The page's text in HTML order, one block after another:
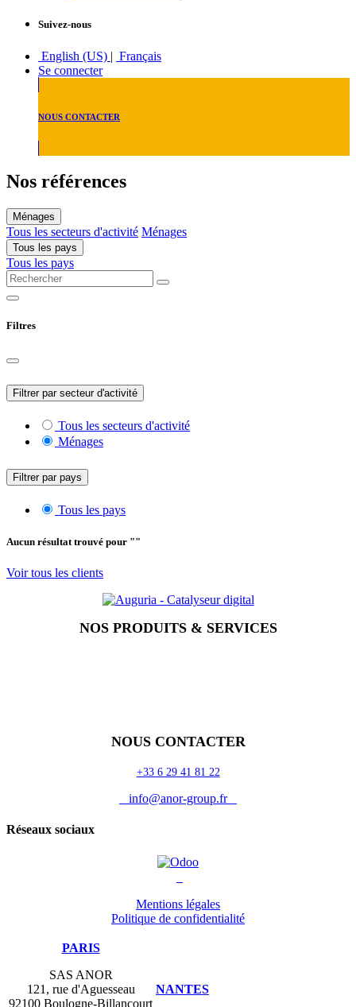
Suivez-nous
English (US) | Français
Se connecter
NOUS CONTACTER
Nos références
Ménages
Tous les secteurs d'activité Ménages
Tous les pays
Tous les pays
Filtres
Filtrer par secteur d'activité
Tous les secteurs d'activité
Ménages
Filtrer par pays
Tous les pays
Aucun résultat trouvé pour ""
Voir tous les clients
NOS PRODUITS & SERVICES
NOUS CONTACTER
+33 6 29 41 81 22
info@anor-group.fr
Réseaux sociaux
Mentions légales
Politique de confidentialité
PARIS
SAS ANOR
121, rue d'Aguesseau
92100 Boulogne-Billancourt
NANTES